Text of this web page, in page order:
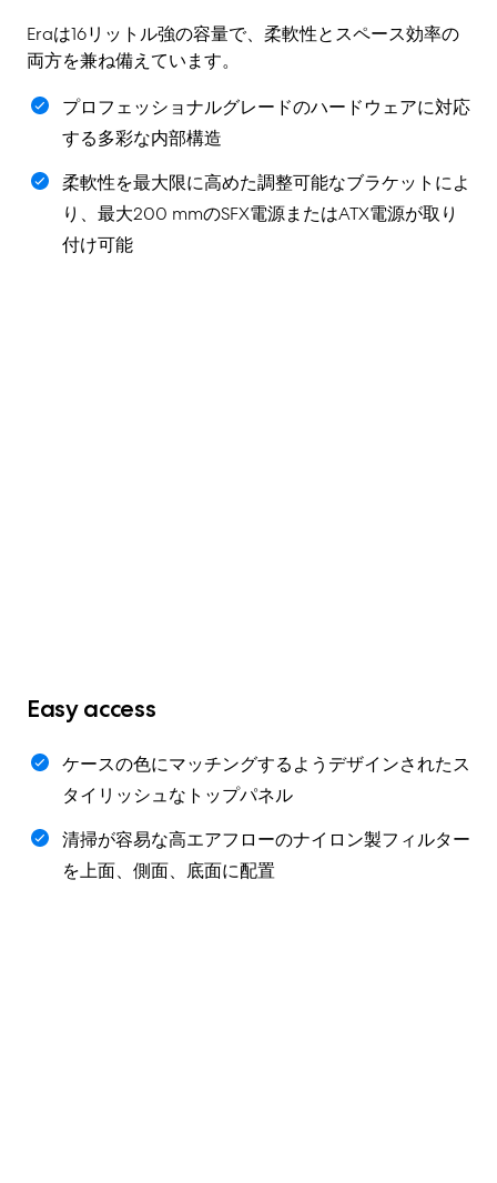
Eraは16リットル強の容量で、柔軟性とスペース効率の
両方を兼ね備えています。
プロフェッショナルグレードのハードウェアに対応
する多彩な内部構造
柔軟性を最大限に高めた調整可能なブラケットによ
り、最大200 mmのSFX電源またはATX電源が取り
付け可能
Easy access
ケースの色にマッチングするようデザインされたス
タイリッシュなトップパネル
清掃が容易な高エアフローのナイロン製フィルター
を上面、側面、底面に配置